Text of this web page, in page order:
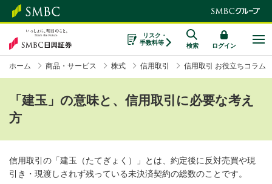
リスク・
手数料等
検索 ログイン
ホーム 商品・サービス 株式 信用取引 信用取引 お役立ちコラム
「建玉」の意味と、信用取引に必要な考え
方
信用取引の「建玉（たてぎょく）」とは、約定後に反対売買や現
引き・現渡しされず残っている未決済契約の総数のことです。